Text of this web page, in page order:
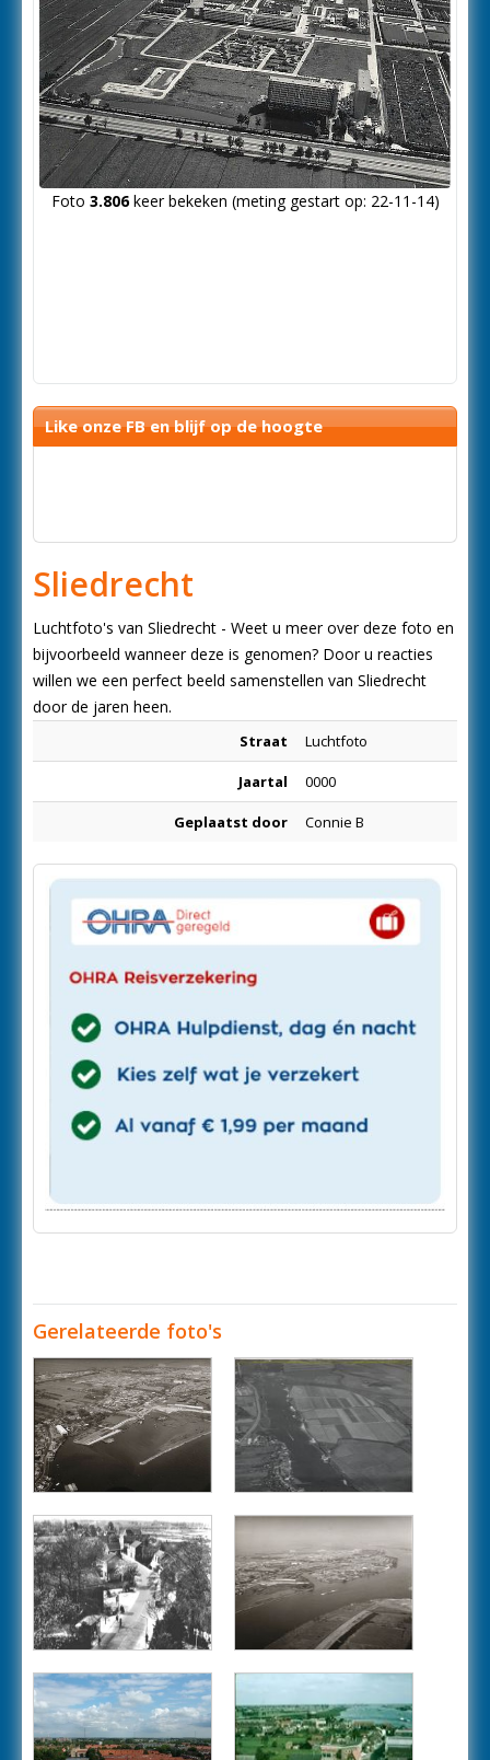
Foto 3.806keer bekeken (meting gestart op: 22-11-14)
Like onze FB en blijf op de hoogte
Sliedrecht
Luchtfoto's van Sliedrecht - Weet u meer over deze foto en
bijvoorbeeld wanneer deze is genomen? Door u reacties
willen we een perfect beeld samenstellen van Sliedrecht
door de jaren heen.
Straat Luchtfoto
Jaartal 0000
Geplaatst door Connie B
Gerelateerde foto's